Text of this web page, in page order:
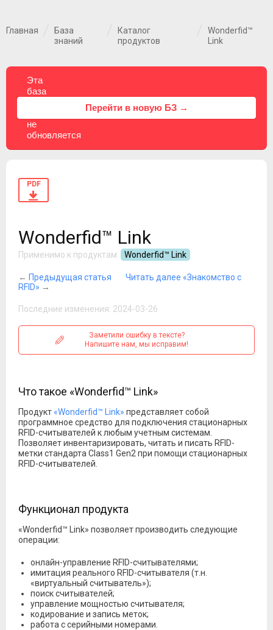
Главная
База
знаний
Каталог
продуктов
Wonderfid™
Link
Эта
база
не
обновляется
Перейти в новую БЗ →
PDF
Wonderfid™ Link
Применимо к продуктам: Wonderfid™ Link
← Предыдущая статья
Читать далее «Знакомство с
RFID» →
Последние изменения: 2024-03-26
Заметили ошибку в тексте?
Напишите нам, мы исправим!
Что такое «Wonderfid™ Link»
Продукт«Wonderfid™ Link» представляет собой
программное средство для подключения стационарных
RFID-считывателей к любым учетным системам.
Позволяет инвентаризировать, читать и писать RFID-
метки стандарта Class1 Gen2 при помощи стационарных
RFID-считывателей.
Функционал продукта
«Wonderfid™ Link» позволяет производить следующие
операции:
онлайн-управление RFID-считывателями;
имитация реального RFID-считывателя (т.н.
«виртуальный считыватель»);
поиск считывателей;
управление мощностью считывателя;
кодирование и запись меток;
работа с серийными номерами.